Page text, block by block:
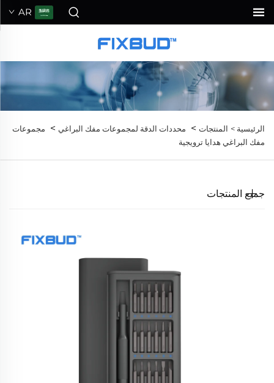
AR
الرئيسية > المنتجات > محددات الدقة لمجموعات مفك البراغي >
مجموعات
مفك البراغي هدايا ترويجية
جميع المنتجات